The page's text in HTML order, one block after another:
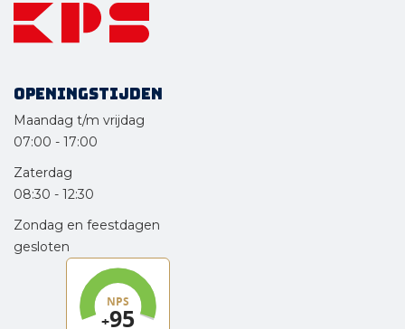
Openingstijden
Maandag t/m vrijdag
07:00 - 17:00
Zaterdag
08:30 - 12:30
Zondag en feestdagen
gesloten